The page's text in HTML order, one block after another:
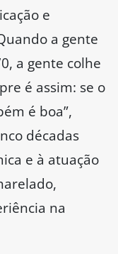
e
a gente
a gente colhe
é assim: se o
é boa”,
décadas
e à atuação
na